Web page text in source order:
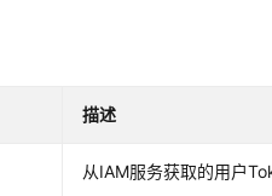
描述
从IAM服务获取的用户